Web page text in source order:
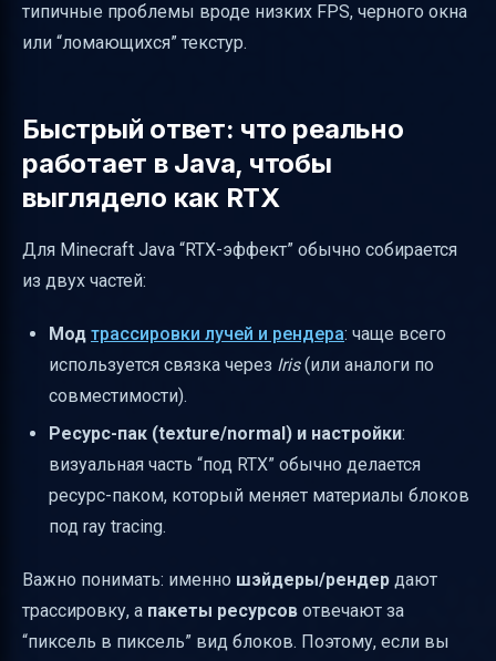
Ресурс-пак и нормали: чем отличается
Vanilla RTX от Vanilla RTX Normals
“правильным RTX-видом”
Приложение и автоматизация: как
установка становится проще
обойти
Что важно отличать: баг игры vs проблема
пакета
Итог: как получить RTX shaders в Java “как
надо”
типичные проблемы вроде низких FPS, черного окна
или “ломающихся” текстур.
Быстрый ответ: что реально
работает в Java, чтобы
выглядело как RTX
Для Minecraft Java “RTX-эффект” обычно собирается
из двух частей:
Мод трассировки лучей и рендера: чаще всего
используется связка через Iris(или аналоги по
совместимости).
Ресурс-пак (texture/normal) и настройки:
визуальная часть “под RTX” обычно делается
ресурс-паком, который меняет материалы блоков
под ray tracing.
Важно понимать: именно шэйдеры/рендер дают
трассировку, а пакеты ресурсов отвечают за
“пиксель в пиксель” вид блоков. Поэтому, если вы